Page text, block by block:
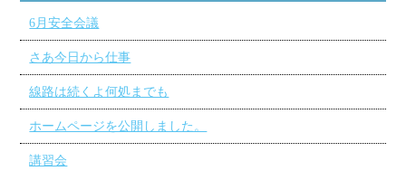
6月安全会議
さあ今日から仕事
線路は続くよ何処までも
ホームページを公開しました。
講習会